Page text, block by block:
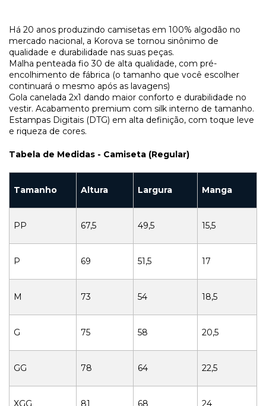
Há 20 anos produzindo camisetas em 100% algodão no
mercado nacional, a Korova se tornou sinônimo de
qualidade e durabilidade nas suas peças.
Malha penteada fio 30 de alta qualidade, com pré-
encolhimento de fábrica (o tamanho que você escolher
continuará o mesmo após as lavagens)
Gola canelada 2x1 dando maior conforto e durabilidade no
vestir. Acabamento premium com silk interno de tamanho.
Estampas Digitais (DTG) em alta definição, com toque leve
e riqueza de cores.
Tabela de Medidas - Camiseta (Regular)
Tamanho Altura Largura Manga
PP 67,5 49,5 15,5
P 69 51,5 17
M 73 54 18,5
G 75 58 20,5
GG 78 64 22,5
XGG 81 68 24